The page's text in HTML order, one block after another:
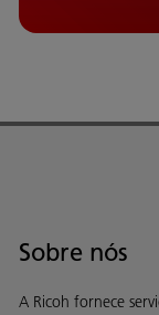
Sobre nós
A Ricoh fornece